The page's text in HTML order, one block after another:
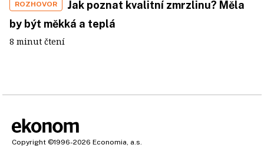
ROZHOVOR
Jak poznat kvalitní zmrzlinu? Měla
by být měkká a teplá
8 minut čtení
Copyright ©1996-2026 Economia, a.s.